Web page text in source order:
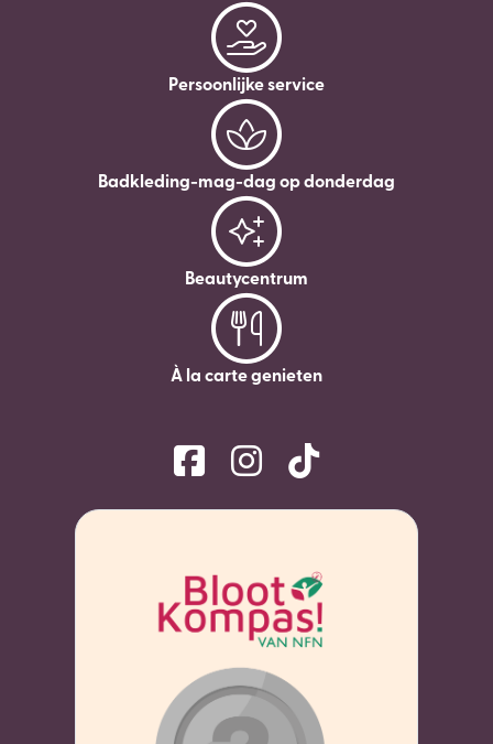
Persoonlijke service
Badkleding-mag-dag op donderdag
Beautycentrum
À la carte genieten